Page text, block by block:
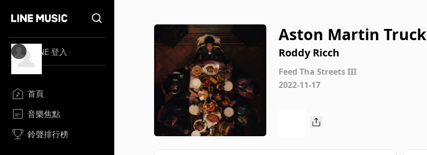
LINE 登入
首頁
音樂焦點
鈴聲排行榜
Aston Martin Truck
Roddy Ricch
Feed Tha Streets III
2022-11-17